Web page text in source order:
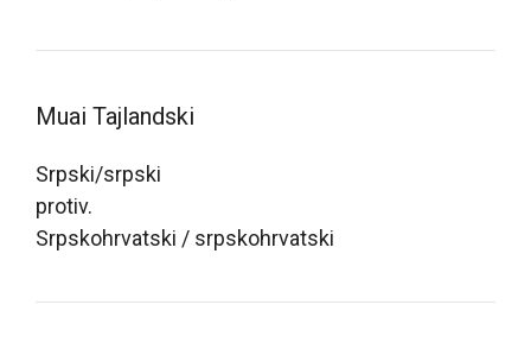
Muai Tajlandski
Srpski/srpski
protiv.
Srpskohrvatski / srpskohrvatski